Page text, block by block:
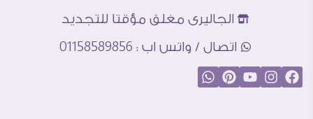
الجاليرى مغلق مؤقتا للتجديد
اتصال / واتس اب : 01158589856